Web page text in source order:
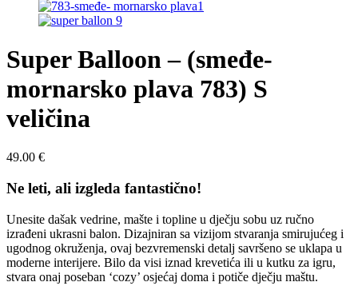
Super Balloon – (smeđe-
mornarsko plava 783) S
veličina
49.00 €
Ne leti, ali izgleda fantastično!
Unesite dašak vedrine, mašte i topline u dječju sobu uz ručno
izrađeni ukrasni balon. Dizajniran sa vizijom stvaranja smirujućeg i
ugodnog okruženja, ovaj bezvremenski detalj savršeno se uklapa u
moderne interijere. Bilo da visi iznad krevetića ili u kutku za igru,
stvara onaj poseban ‘cozy’ osjećaj doma i potiče dječju maštu.